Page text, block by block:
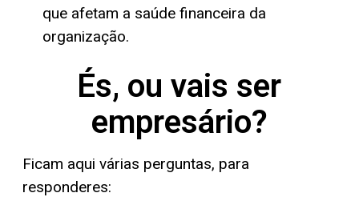
que afetam a saúde financeira da
organização.
És, ou vais ser
empresário?
Ficam aqui várias perguntas, para
responderes: